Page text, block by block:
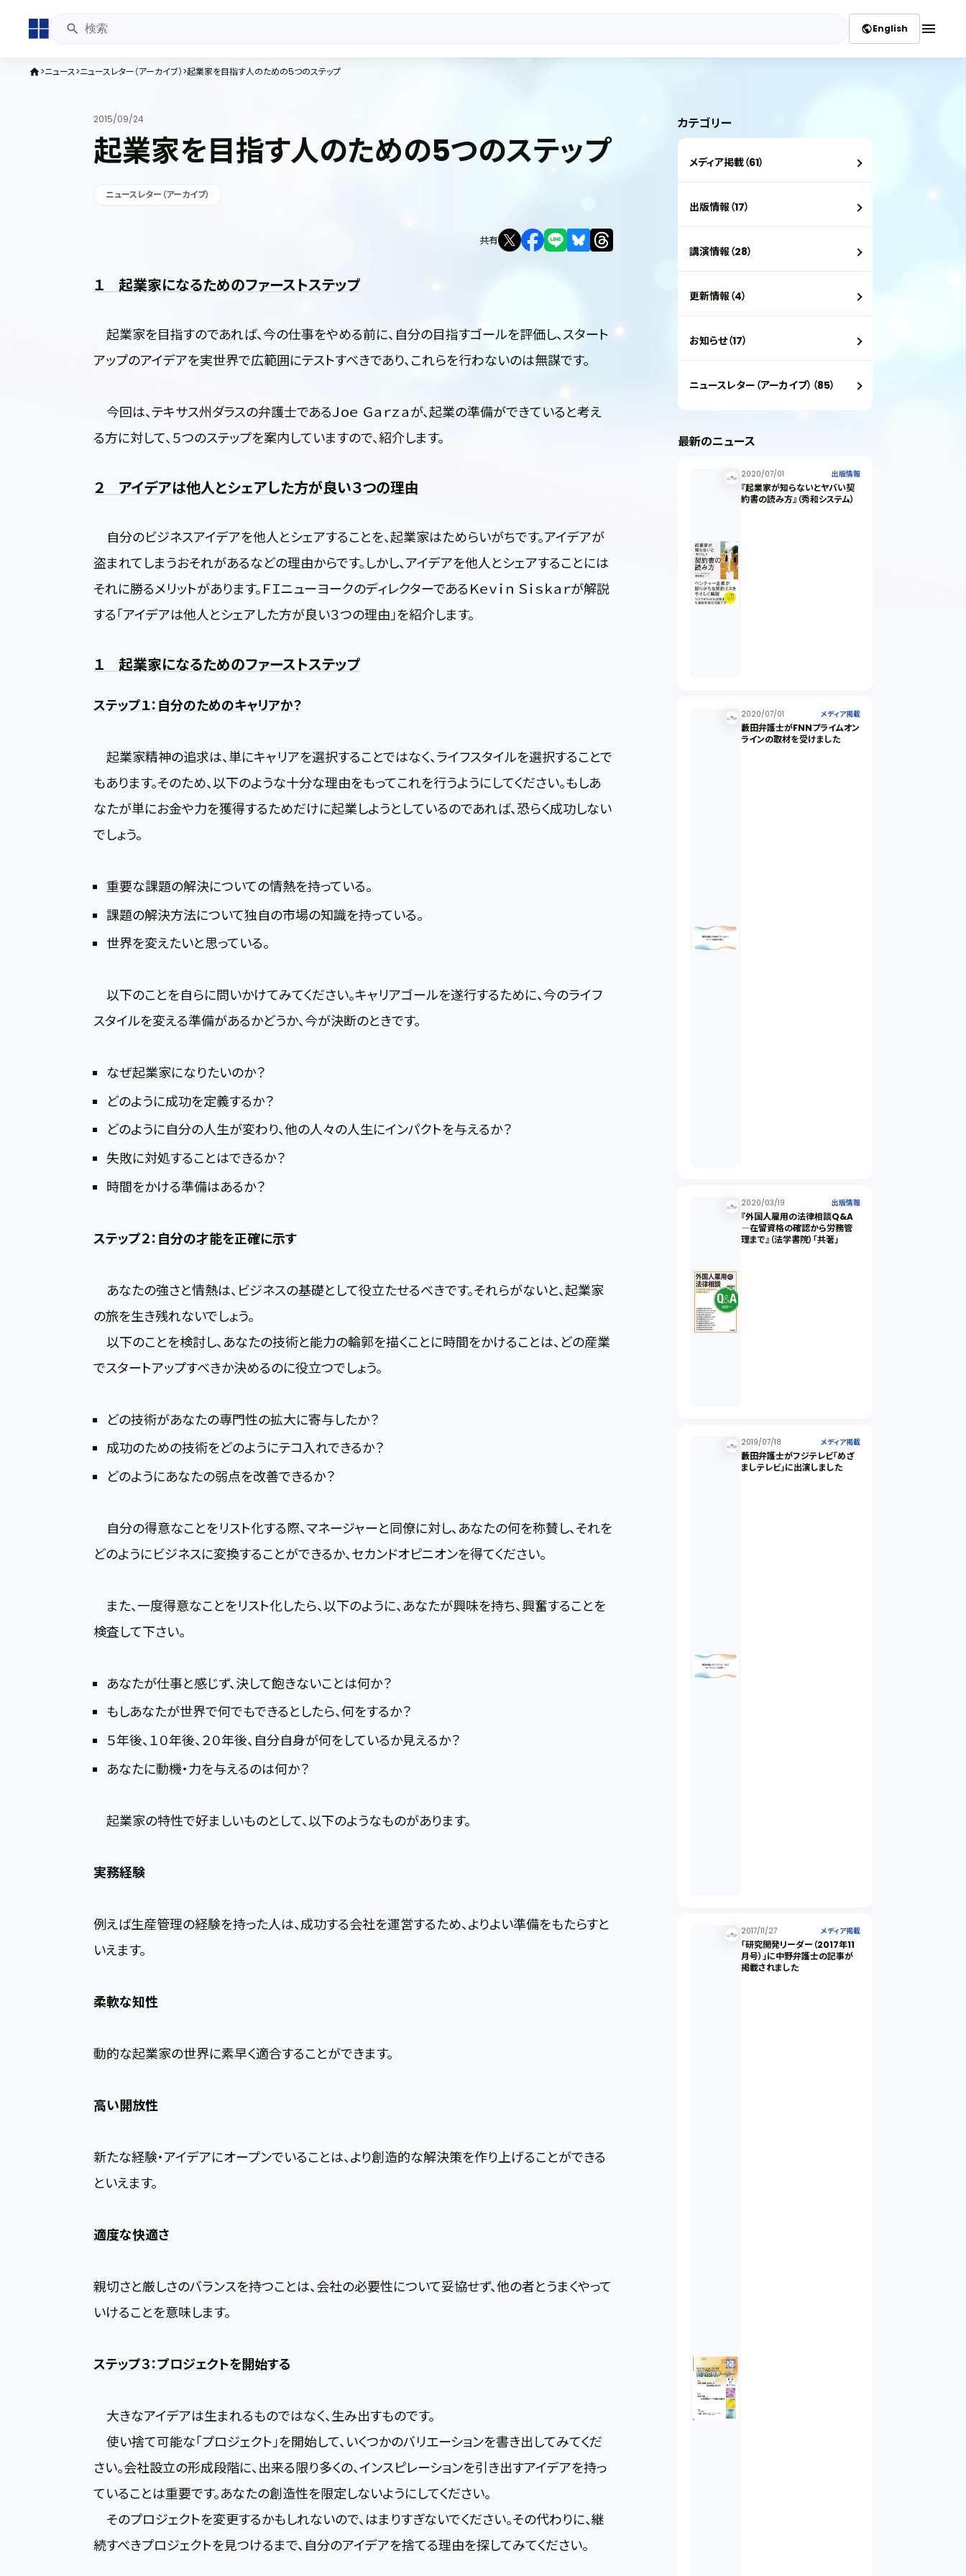
publicEnglish menu
home ニュース ニュースレター（アーカイブ） 起業家を目指す人のための5つのステップ
2015/09/24
起業家を目指す人のための5つのステップ
ニュースレター（アーカイブ）
共有
１ 起業家になるためのファーストステップ
起業家を目指すのであれば、今の仕事をやめる前に、自分の目指すゴールを評価し、スタート
アップのアイデアを実世界で広範囲にテストすべきであり、これらを行わないのは無謀です。
今回は、テキサス州ダラスの弁護士であるＪｏｅ Ｇａｒｚａが、起業の準備ができていると考え
る方に対して、５つのステップを案内していますので、紹介します。
２ アイデアは他人とシェアした方が良い３つの理由
自分のビジネスアイデアを他人とシェアすることを、起業家はためらいがちです。アイデアが
盗まれてしまうおそれがあるなどの理由からです。しかし、アイデアを他人とシェアすることには
それに勝るメリットがあります。ＦＩニューヨークのディレクターであるＫｅｖｉｎ Ｓｉｓｋａｒが解説
する「アイデアは他人とシェアした方が良い３つの理由」を紹介します。
１ 起業家になるためのファーストステップ
ステップ１：自分のためのキャリアか？
起業家精神の追求は、単にキャリアを選択することではなく、ライフスタイルを選択することで
もあります。そのため、以下のような十分な理由をもってこれを行うようにしてください。もしあ
なたが単にお金や力を獲得するためだけに起業しようとしているのであれば、恐らく成功しない
でしょう。
重要な課題の解決についての情熱を持っている。
課題の解決方法について独自の市場の知識を持っている。
世界を変えたいと思っている。
以下のことを自らに問いかけてみてください。キャリアゴールを遂行するために、今のライフ
スタイルを変える準備があるかどうか、今が決断のときです。
なぜ起業家になりたいのか？
どのように成功を定義するか？
どのように自分の人生が変わり、他の人々の人生にインパクトを与えるか？
失敗に対処することはできるか？
時間をかける準備はあるか？
ステップ２：自分の才能を正確に示す
あなたの強さと情熱は、ビジネスの基礎として役立たせるべきです。それらがないと、起業家
の旅を生き残れないでしょう。
以下のことを検討し、あなたの技術と能力の輪郭を描くことに時間をかけることは、どの産業
でスタートアップすべきか決めるのに役立つでしょう。
どの技術があなたの専門性の拡大に寄与したか？
成功のための技術をどのようにテコ入れできるか？
どのようにあなたの弱点を改善できるか？
自分の得意なことをリスト化する際、マネージャーと同僚に対し、あなたの何を称賛し、それを
どのようにビジネスに変換することができるか、セカンドオピニオンを得てください。
また、一度得意なことをリスト化したら、以下のように、あなたが興味を持ち、興奮することを
検査して下さい。
あなたが仕事と感じず、決して飽きないことは何か？
もしあなたが世界で何でもできるとしたら、何をするか？
５年後、１０年後、２０年後、自分自身が何をしているか見えるか？
あなたに動機・力を与えるのは何か？
起業家の特性で好ましいものとして、以下のようなものがあります。
実務経験
例えば生産管理の経験を持った人は、成功する会社を運営するため、よりよい準備をもたらすと
いえます。
柔軟な知性
動的な起業家の世界に素早く適合することができます。
高い開放性
新たな経験・アイデアにオープンでいることは、より創造的な解決策を作り上げることができる
といえます。
適度な快適さ
親切さと厳しさのバランスを持つことは、会社の必要性について妥協せず、他の者とうまくやって
いけることを意味します。
ステップ３：プロジェクトを開始する
大きなアイデアは生まれるものではなく、生み出すものです。
使い捨て可能な「プロジェクト」を開始して、いくつかのバリエーションを書き出してみてくだ
さい。会社設立の形成段階に、出来る限り多くの、インスピレーションを引き出すアイデアを持っ
ていることは重要です。あなたの創造性を限定しないようにしてください。
そのプロジェクトを変更するかもしれないので、はまりすぎないでください。その代わりに、継
続すべきプロジェクトを見つけるまで、自分のアイデアを捨てる理由を探してみてください。
カテゴリー
メディア掲載（61）
出版情報（17）
講演情報（28）
更新情報（4）
お知らせ（17）
ニュースレター（アーカイブ）（85）
最新のニュース
2020/07/01 出版情報
『起業家が知らないとヤバい契
約書の読み方』（秀和システム）
2020/07/01 メディア掲載
藪田弁護士がFNNプライムオン
ラインの取材を受けました
2020/03/19 出版情報
『外国人雇用の法律相談Q&A
―在留資格の確認から労務管
理まで』（法学書院）「共著」
2019/07/18 メディア掲載
藪田弁護士がフジテレビ「めざ
ましテレビ」に出演しました
2017/11/27 メディア掲載
「研究開発リーダー（2017年11
月号）」に中野弁護士の記事が
掲載されました